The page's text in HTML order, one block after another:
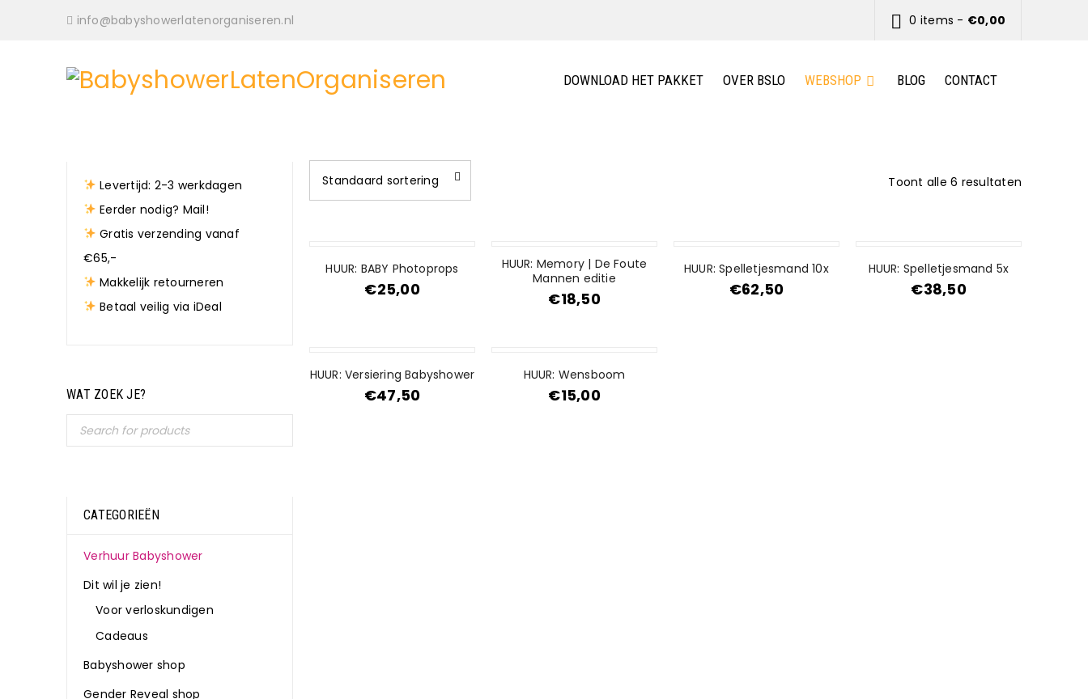
info@babyshowerlatenorganiseren.nl 0 items - €0,00
DOWNLOAD HET PAKKET OVER BSLO WEBSHOP BLOG CONTACT
Levertijd: 2-3 werkdagen
Eerder nodig? Mail!
Gratis verzending vanaf
€65,-
Makkelijk retourneren
Betaal veilig via iDeal
WAT ZOEK JE?
CATEGORIEËN
Verhuur Babyshower
Dit wil je zien!
Voor verloskundigen
Cadeaus
Babyshower shop
Gender Reveal shop
Toont alle 6 resultaten
Standaard sortering
HUUR: BABY Photoprops
€25,00
HUUR: Memory | De Foute
Mannen editie
€18,50
HUUR: Spelletjesmand 10x
€62,50
HUUR: Spelletjesmand 5x
€38,50
HUUR: Versiering Babyshower
€47,50
HUUR: Wensboom
€15,00